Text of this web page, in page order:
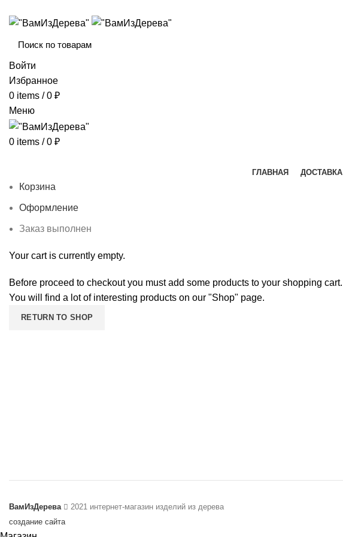
Войти
Избранное
0 items / 0 ₽
Меню
0 items / 0 ₽
ГЛАВНАЯ ДОСТАВКА
Корзина
Оформление
Заказ выполнен
Your cart is currently empty.
Before proceed to checkout you must add some products to your shopping cart.
You will find a lot of interesting products on our "Shop" page.
RETURN TO SHOP
ВамИзДерева
2021 интернет-магазин изделий из дерева
создание сайта